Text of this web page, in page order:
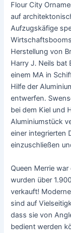
Flour City
auf
Aufzugskäfige
Herstellung von
Harry J. Neils bat
einem MA in
Hilfe der
entwerfen.
bei dem Kiel und
Aluminiumstück
einer integrierten
einzuschließen
Queen Merrie
wurden über
verkauft!
sind auf
dass sie von
bedient werden